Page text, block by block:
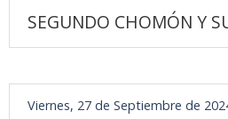
SEGUNDO CHOMÓN Y
Viernes, 27 de Septiembre de